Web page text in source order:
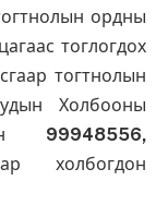
ордны
тоглогдох
тогтнолын
Холбооны
99948556,
холбогдон